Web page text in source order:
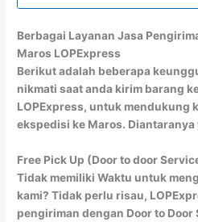
Berbagai Layanan Jasa
Maros LOPExpress
Berikut adalah beberapa
nikmati saat anda kirim barang
LOPExpress, untuk mendukung
ekspedisi ke Maros. Diantaranya
Free Pick Up (Door to door
Tidak memiliki Waktu untuk
kami? Tidak perlu risau,
pengiriman dengan Door to Door